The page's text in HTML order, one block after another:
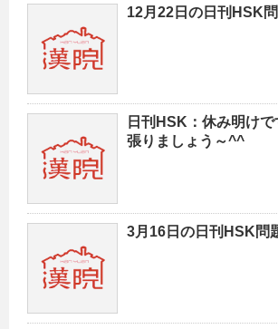
12月22日の日刊HSK
日刊HSK：休み明け
張りましょう～^^
3月16日の日刊HSK問